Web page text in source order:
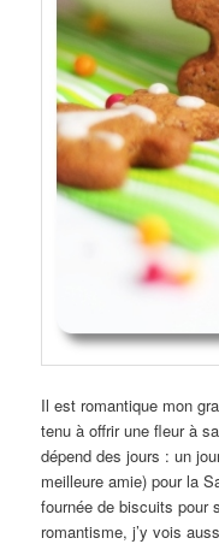
Il est romantique mon
tenu à offrir une fleur à
dépend des jours : un
meilleure amie) pour la
fournée de biscuits pour
romantisme, j’y vois